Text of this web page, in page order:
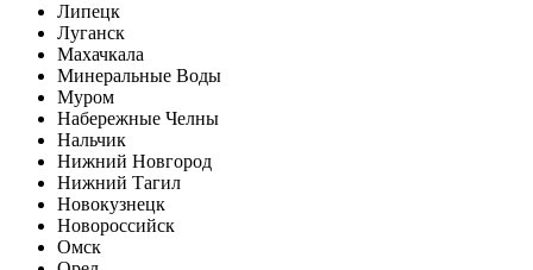
Липецк
Луганск
Махачкала
Минеральные Воды
Муром
Набережные Челны
Нальчик
Нижний Новгород
Нижний Тагил
Новокузнецк
Новороссийск
Омск